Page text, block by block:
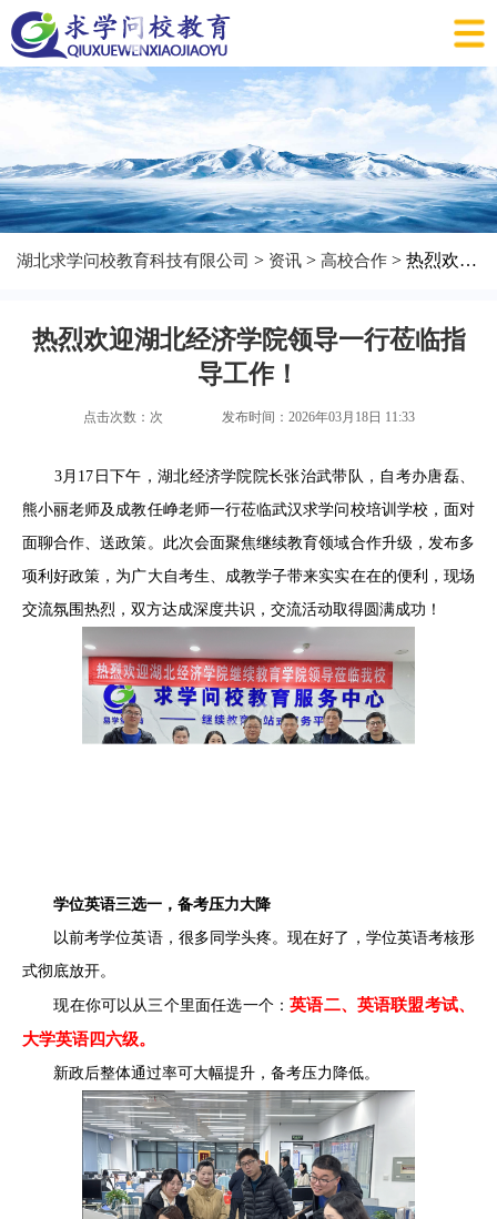
湖北求学问校教育科技有限公司 > 资讯 > 高校合作 > 热烈欢迎湖北经济学院领导一行莅临指导工作！
热烈欢迎湖北经济学院领导一行莅临指
导工作！
点击次数： 次 发布时间：2026年03月18日 11:33
3月17日下午，湖北经济学院院长张治武带队，自考办唐磊、
熊小丽老师及成教任峥老师一行莅临武汉求学问校培训学校，面对
面聊合作、送政策。此次会面聚焦继续教育领域合作升级，发布多
项利好政策，为广大自考生、成教学子带来实实在在的便利，现场
交流氛围热烈，双方达成深度共识，交流活动取得圆满成功！
学位英语三选一，备考压力大降
以前考学位英语，很多同学头疼。现在好了，学位英语考核形
式彻底放开。
现在你可以从三个里面任选一个：英语二、英语联盟考试、
大学英语四六级。
新政后整体通过率可大幅提升，备考压力降低。